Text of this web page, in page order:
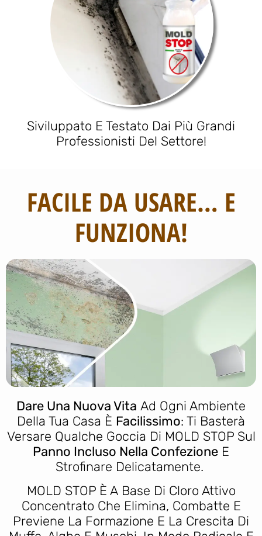
Siviluppato E Testato Dai Più Grandi
Professionisti Del Settore!
FACILE DA USARE… E
FUNZIONA!
Dare Una Nuova Vita Ad Ogni Ambiente
Della Tua Casa È Facilissimo: Ti Basterà
Versare Qualche Goccia Di MOLD STOP Sul
Panno Incluso Nella Confezione E
Strofinare Delicatamente.
MOLD STOP È A Base Di Cloro Attivo
Concentrato Che Elimina, Combatte E
Previene La Formazione E La Crescita Di